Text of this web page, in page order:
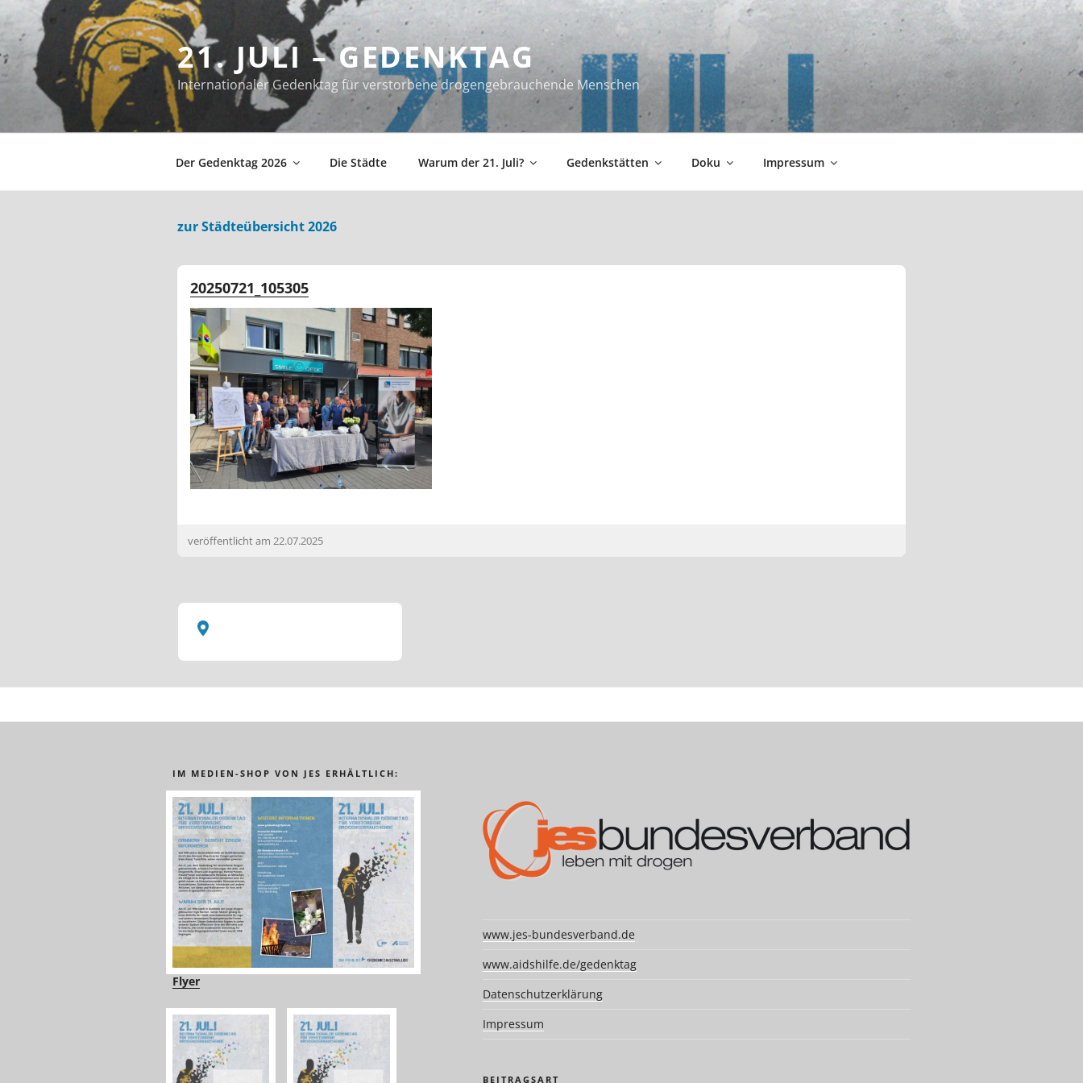
Inhalt
springen
21. JULI – GEDENKTAG
Internationaler Gedenktag für verstorbene drogengebrauchende Menschen
Der Gedenktag 2026 Die Städte Warum der 21. Juli? Gedenkstätten Doku Impressum
zur Städteübersicht 2026
20250721_105305
veröffentlicht am 22.07.2025
IM MEDIEN-SHOP VON JES ERHÄLTLICH:
Flyer
www.jes-bundesverband.de
www.aidshilfe.de/gedenktag
Datenschutzerklärung
Impressum
BEITRAGSART